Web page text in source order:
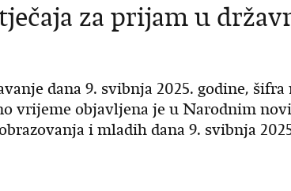
za prijam u
dana 9. svibnja 2025. godine, šifra
vrijeme objavljena je u Narodnim
i mladih dana 9. svibnja